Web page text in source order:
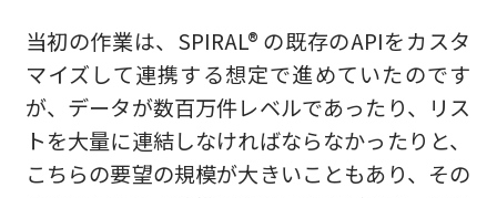
当初の作業は、SPIRAL® の既存のAPIをカスタ
マイズして連携する想定で進めていたのです
が、データが数百万件レベルであったり、リス
トを大量に連結しなければならなかったりと、
こちらの要望の規模が大きいこともあり、その